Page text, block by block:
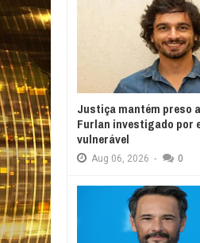
Justiça mantém preso
Furlan investigado por
vulnerável
Aug 06, 2026 - 0